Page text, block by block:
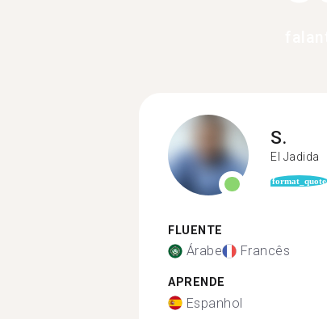
S.
El Jadida
format_quote
FLUENTE
Árabe Francês
APRENDE
Espanhol